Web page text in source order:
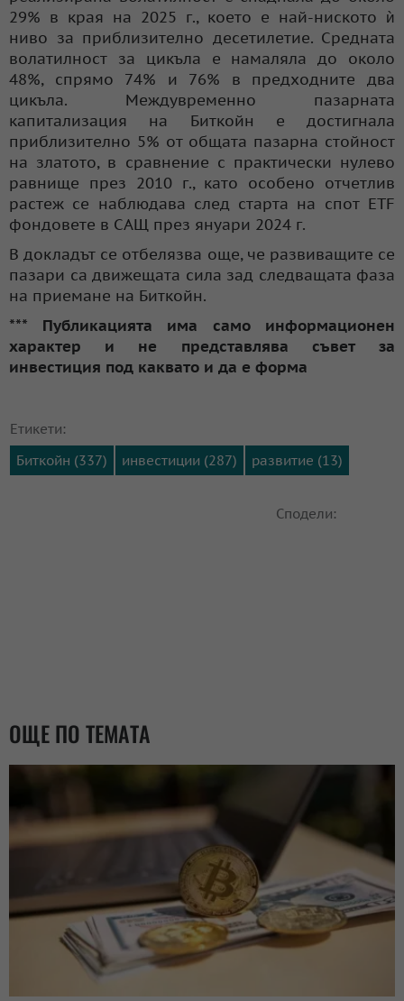
29% в края на 2025 г., което е най-ниското ѝ
ниво за приблизително десетилетие. Средната
волатилност за цикъла е намаляла до около
48%, спрямо 74% и 76% в предходните два
цикъла. Междувременно пазарната
капитализация на Биткойн е достигнала
приблизително 5% от общата пазарна стойност
на златото, в сравнение с практически нулево
равнище през 2010 г., като особено отчетлив
растеж се наблюдава след старта на спот ETF
фондовете в САЩ през януари 2024 г.
В докладът се отбелязва още, че развиващите се
пазари са движещата сила зад следващата фаза
на приемане на Биткойн.
*** Публикацията има само информационен
характер и не представлява съвет за
инвестиция под каквато и да е форма
Етикети:
Биткойн (337)
инвестиции (287) развитие (13)
Сподели:
ОЩЕ ПО ТЕМАТА